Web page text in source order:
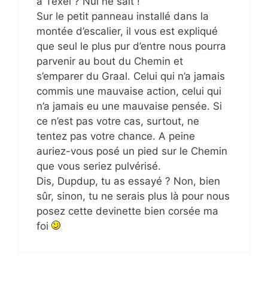
Sur le petit panneau installé dans la
montée d’escalier, il vous est expliqué
que seul le plus pur d’entre nous pourra
parvenir au bout du Chemin et
s’emparer du Graal. Celui qui n’a jamais
commis une mauvaise action, celui qui
n’a jamais eu une mauvaise pensée. Si
ce n’est pas votre cas, surtout, ne
tentez pas votre chance. A peine
auriez-vous posé un pied sur le Chemin
que vous seriez pulvérisé.
Dis, Dupdup, tu as essayé ? Non, bien
sûr, sinon, tu ne serais plus là pour nous
posez cette devinette bien corsée ma
foi